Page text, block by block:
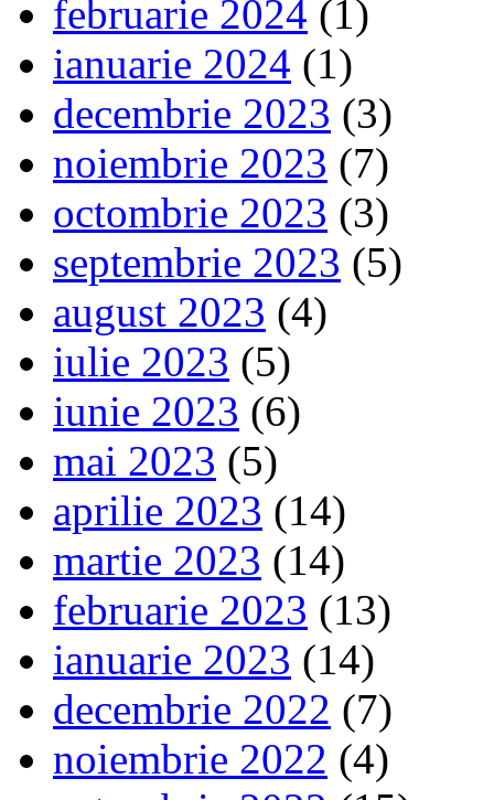
februarie 2024 (1)
ianuarie 2024 (1)
decembrie 2023 (3)
noiembrie 2023 (7)
octombrie 2023 (3)
septembrie 2023 (5)
august 2023 (4)
iulie 2023 (5)
iunie 2023 (6)
mai 2023 (5)
aprilie 2023 (14)
martie 2023 (14)
februarie 2023 (13)
ianuarie 2023 (14)
decembrie 2022 (7)
noiembrie 2022 (4)